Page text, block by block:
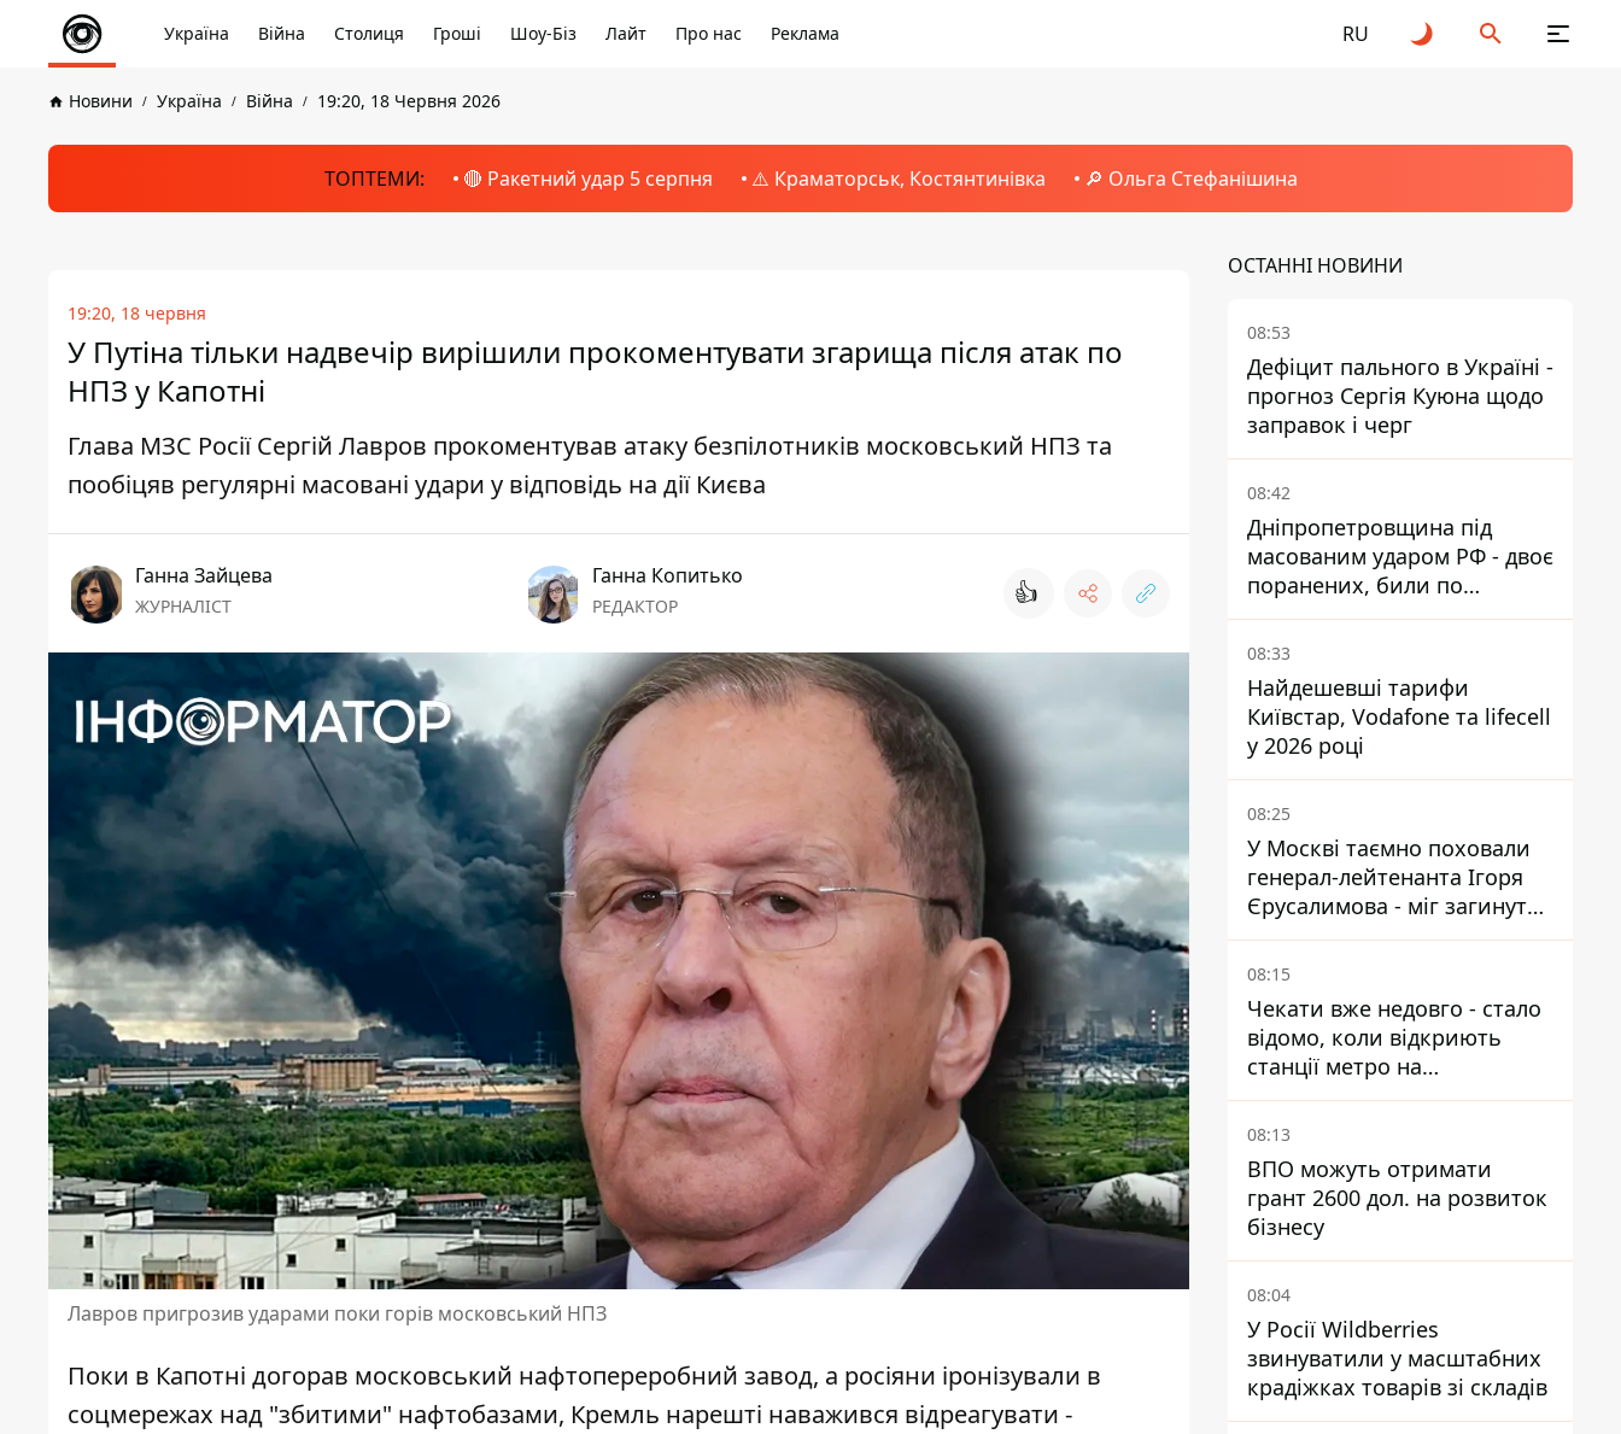
Україна Війна Столиця Гроші Шоу-Біз Лайт Про нас Реклама RU
Новини Україна Війна 19:20, 18 Червня 2026
ТОПТЕМИ: 🔴 Ракетний удар 5 серпня ⚠️ Краматорськ, Костянтинівка 🔎 Ольга Стефанішина
19:20, 18 червня
У Путіна тільки надвечір вирішили прокоментувати згарища після атак по
НПЗ у Капотні
Глава МЗС Росії Сергій Лавров прокоментував атаку безпілотників московський НПЗ та
пообіцяв регулярні масовані удари у відповідь на дії Києва
Ганна Зайцева
ЖУРНАЛІСТ
Ганна Копитько
РЕДАКТОР 👍
Лавров пригрозив ударами поки горів московський НПЗ
Поки в Капотні догорав московський нафтопереробний завод, а росіяни іронізували в
соцмережах над "збитими" нафтобазами, Кремль нарешті наважився відреагувати -
ОСТАННІ НОВИНИ
08:53
Дефіцит пального в Україні -
прогноз Сергія Куюна щодо
заправок і черг
08:42
Дніпропетровщина під
масованим ударом РФ - двоє
поранених, били по
Нікопольщині та
Синельниківщині
08:33
Найдешевші тарифи
Київстар, Vodafone та lifecell
у 2026 році
08:25
У Москві таємно поховали
генерал-лейтенанта Ігоря
Єрусалимова - міг загинути
від вибуху в ресторані
08:15
Чекати вже недовго - стало
відомо, коли відкриють
станції метро на
Виноградарі
08:13
ВПО можуть отримати
грант 2600 дол. на розвиток
бізнесу
08:04
У Росії Wildberries
звинуватили у масштабних
крадіжках товарів зі складів